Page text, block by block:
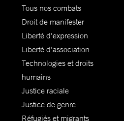
Tous nos combats
Droit de manifester
Liberté d'expression
Liberté d'association
Technologies et droits
humains
Justice raciale
Justice de genre
Réfugiés et migrants